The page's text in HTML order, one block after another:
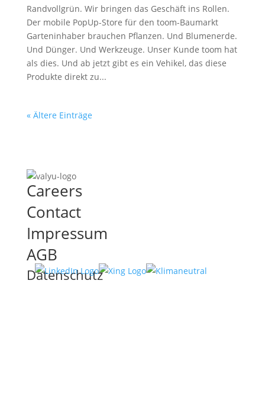
Randvollgrün. Wir bringen das Geschäft ins Rollen.
Der mobile PopUp-Store für den toom-Baumarkt
Garteninhaber brauchen Pflanzen. Und Blumenerde.
Und Dünger. Und Werkzeuge. Unser Kunde toom hat
als dies. Und ab jetzt gibt es ein Vehikel, das diese
Produkte direkt zu...
« Ältere Einträge
Careers
Contact
Impressum
AGB
Datenschutz